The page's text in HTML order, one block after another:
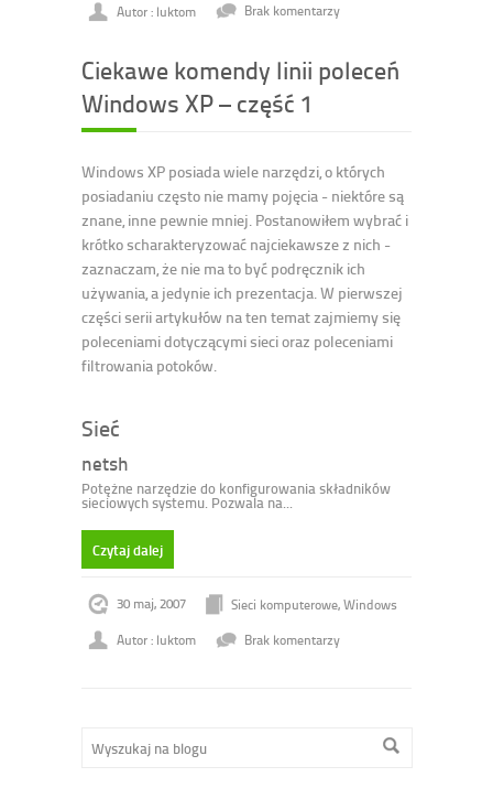
Autor : luktom
Brak komentarzy
Ciekawe komendy linii poleceń
Windows XP – część 1
Windows XP posiada wiele narzędzi, o których
posiadaniu często nie mamy pojęcia - niektóre są
znane, inne pewnie mniej. Postanowiłem wybrać i
krótko scharakteryzować najciekawsze z nich -
zaznaczam, że nie ma to być podręcznik ich
używania, a jedynie ich prezentacja. W pierwszej
części serii artykułów na ten temat zajmiemy się
poleceniami dotyczącymi sieci oraz poleceniami
filtrowania potoków.
Sieć
netsh
Potężne narzędzie do konfigurowania składników
sieciowych systemu. Pozwala na...
Czytaj dalej
30 maj, 2007 Sieci komputerowe,Windows
Autor : luktom
Brak komentarzy